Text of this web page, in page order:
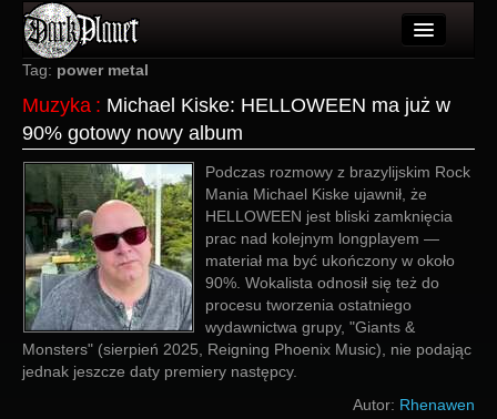
Artykuły
Użytkownicy
Wydarzenia
Galeria
Forum
Więcej
Login
Tag: power metal
Muzyka : Michael Kiske: HELLOWEEN ma już w
90% gotowy nowy album
Podczas rozmowy z brazylijskim Rock
Mania Michael Kiske ujawnił, że
HELLOWEEN jest bliski zamknięcia
prac nad kolejnym longplayem —
materiał ma być ukończony w około
90%. Wokalista odnosił się też do
procesu tworzenia ostatniego
wydawnictwa grupy, "Giants &
Monsters" (sierpień 2025, Reigning Phoenix Music), nie podając
jednak jeszcze daty premiery następcy.
Autor: Rhenawen